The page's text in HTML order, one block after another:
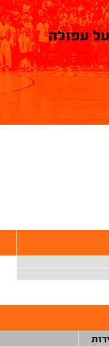
עפולה